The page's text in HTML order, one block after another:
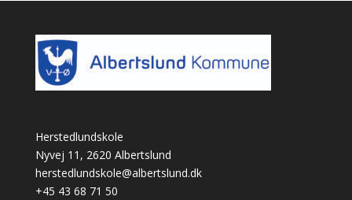
Herstedlundskole
Nyvej 11, 2620 Albertslund
herstedlundskole@albertslund.dk
+45 43 68 71 50